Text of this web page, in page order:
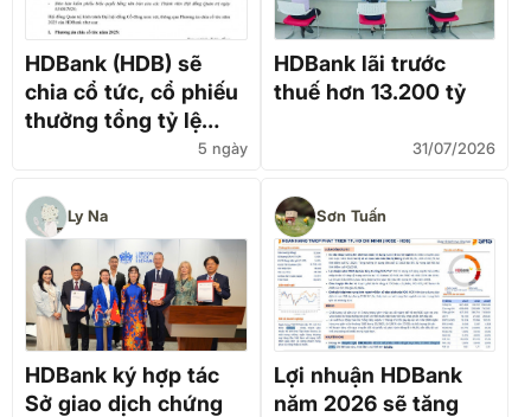
HDBank (HDB) sẽ
chia cổ tức, cổ phiếu
thưởng tổng tỷ lệ
5 ngày
HDBank lãi trước
thuế hơn 13.200 tỷ
31/07/2026
Ly Na
HDBank ký hợp tác
Sở giao dịch chứng
Sơn Tuấn
Lợi nhuận HDBank
năm 2026 sẽ tăng